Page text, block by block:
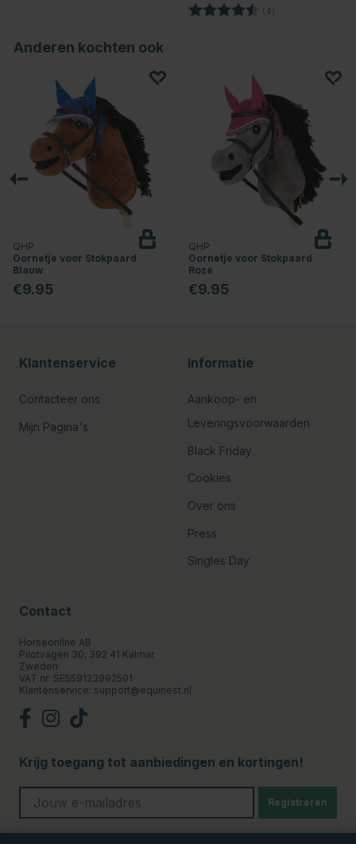
Beoordeling: (4)
Anderen kochten ook
QHP
Oornetje voor Stokpaard
Blauw
€9.95
QHP
Oornetje voor Stokpaard
Roze
€9.95
Klantenservice
Contacteer ons
Mijn Pagina's
Informatie
Aankoop- en
Leveringsvoorwaarden
Black Friday
Cookies
Over ons
Press
Singles Day
Contact
Horseonline AB
Pilotvägen 30, 392 41 Kalmar
Zweden
VAT.nr: SE559123992501
Klantenservice: support@equinest.nl
Krijg toegang tot aanbiedingen en kortingen!
Registreren